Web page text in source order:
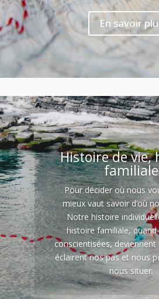
En savoir
Histoire de vie,
familiale
Pour décider où nous
mieux vaut savoir d’où
Notre histoire
histoire familiale,
conscientisées, deviennent
éclairent nos pas et nous
nous situer.